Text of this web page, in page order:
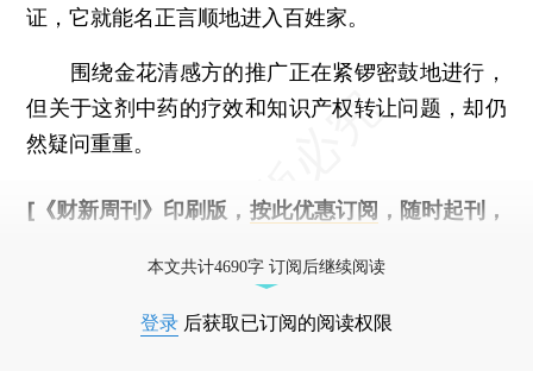
证，它就能名正言顺地进入百姓家。
围绕金花清感方的推广正在紧锣密鼓地进行，
但关于这剂中药的疗效和知识产权转让问题，却仍
然疑问重重。
[《财新周刊》印刷版， 按此优惠订阅 ，随时起刊，
本文共计4690字 订阅后继续阅读
登录 后获取已订阅的阅读权限